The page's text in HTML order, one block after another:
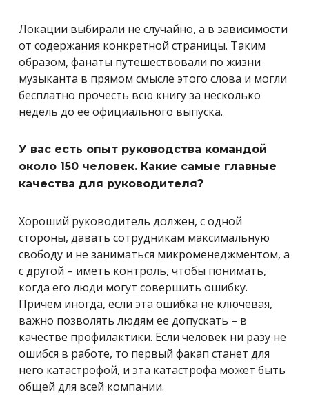
Локации выбирали не случайно, а в зависимости
от содержания конкретной страницы. Таким
образом, фанаты путешествовали по жизни
музыканта в прямом смысле этого слова и могли
бесплатно прочесть всю книгу за несколько
недель до ее официального выпуска.
У вас есть опыт руководства командой
около 150 человек. Какие самые главные
качества для руководителя?
Хороший руководитель должен, с одной
стороны, давать сотрудникам максимальную
свободу и не заниматься микроменеджментом, а
с другой – иметь контроль, чтобы понимать,
когда его люди могут совершить ошибку.
Причем иногда, если эта ошибка не ключевая,
важно позволять людям ее допускать – в
качестве профилактики. Если человек ни разу не
ошибся в работе, то первый факап станет для
него катастрофой, и эта катастрофа может быть
общей для всей компании.